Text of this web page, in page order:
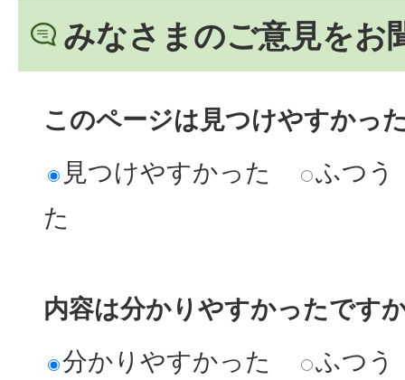
みなさまのご意見をお
このページは見つけやすかっ
見つけやすかった
ふつう
た
内容は分かりやすかったです
分かりやすかった
ふつう